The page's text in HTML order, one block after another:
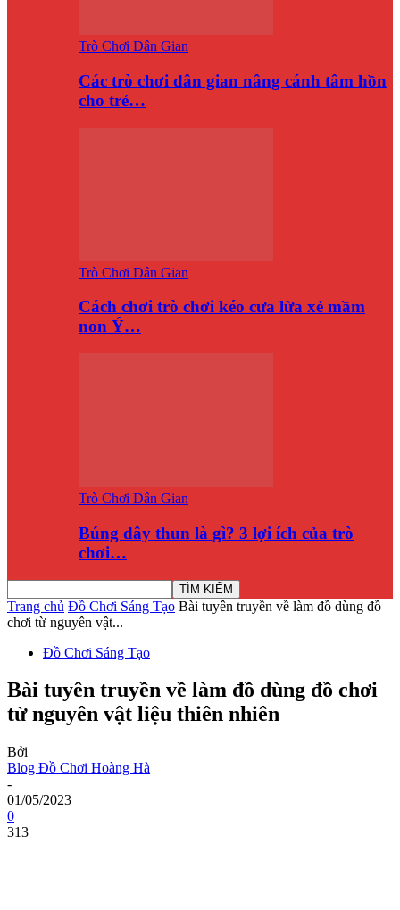
Trò Chơi Dân Gian
Các trò chơi dân gian nâng cánh tâm hồn
cho trẻ…
Trò Chơi Dân Gian
Cách chơi trò chơi kéo cưa lừa xẻ mầm
non Ý…
Trò Chơi Dân Gian
Búng dây thun là gì? 3 lợi ích của trò
chơi…
Trang chủ Đồ Chơi Sáng Tạo Bài tuyên truyền về làm đồ dùng đồ
chơi từ nguyên vật...
Đồ Chơi Sáng Tạo
Bài tuyên truyền về làm đồ dùng đồ chơi
từ nguyên vật liệu thiên nhiên
Bởi
Blog Đồ Chơi Hoàng Hà
-
01/05/2023
0
313